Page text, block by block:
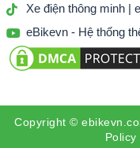
Xe điện thông minh |
eBikevn - Hệ thống
Copyright ©
Policy